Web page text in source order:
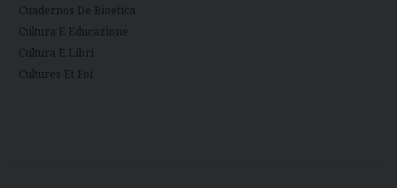
Cuadernos De Bioetica
Cultura E Educazione
Cultura E Libri
Cultures Et Foi